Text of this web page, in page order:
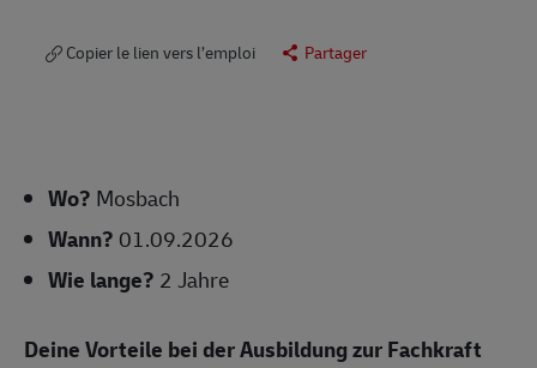
Copier le lien vers l’emploi Partager
Wo? Mosbach
Wann? 01.09.2026
Wie lange? 2 Jahre
Deine Vorteile bei der Ausbildung zur Fachkraft